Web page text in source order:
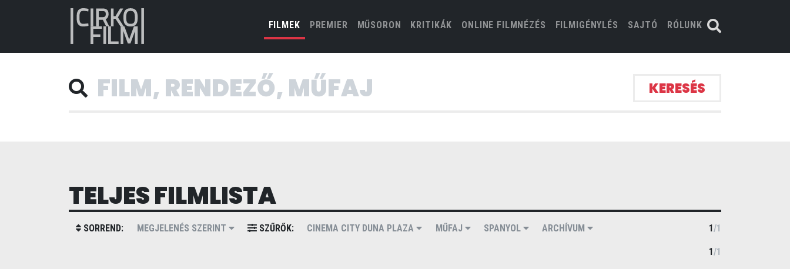
FILMEK(CURRENT)
PREMIER MŰSORON KRITIKÁK ONLINE FILMNÉZÉS FILMIGÉNYLÉS SAJTÓ RÓLUNK
KERESÉS
TELJES FILMLISTA
SORREND: MEGJELENÉS SZERINT SZŰRŐK: CINEMA CITY DUNA PLAZA MŰFAJ SPANYOL ARCHÍVUM 1/1
1/1